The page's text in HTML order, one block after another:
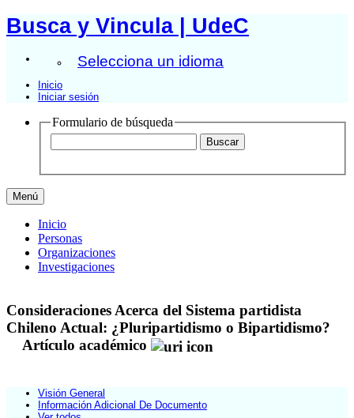
Busca y Vincula | UdeC
Selecciona un idioma
Inicio
Iniciar sesión
Formulario de búsqueda
Menú
Inicio
Personas
Organizaciones
Investigaciones
Consideraciones Acerca del Sistema partidista
Chileno Actual: ¿Pluripartidismo o Bipartidismo?
Artículo académico
Visión General
Información Adicional De Documento